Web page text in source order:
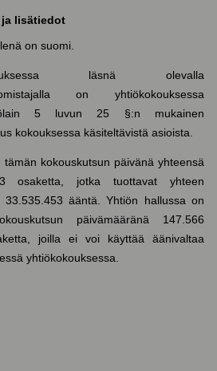
lisätiedot
on suomi.
läsnä olevalla
on yhtiökokouksessa
5 luvun 25 §:n mukainen
kokouksessa käsiteltävistä asioista.
tämän kokouskutsun päivänä yhteensä
osaketta, jotka tuottavat yhteen
33.535.453 ääntä. Yhtiön hallussa on
päivämääränä 147.566
joilla ei voi käyttää äänivaltaa
yhtiökokouksessa.